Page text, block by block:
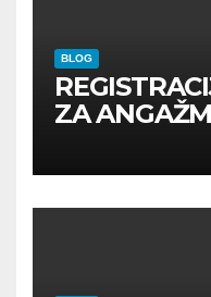
BLOG
ZA